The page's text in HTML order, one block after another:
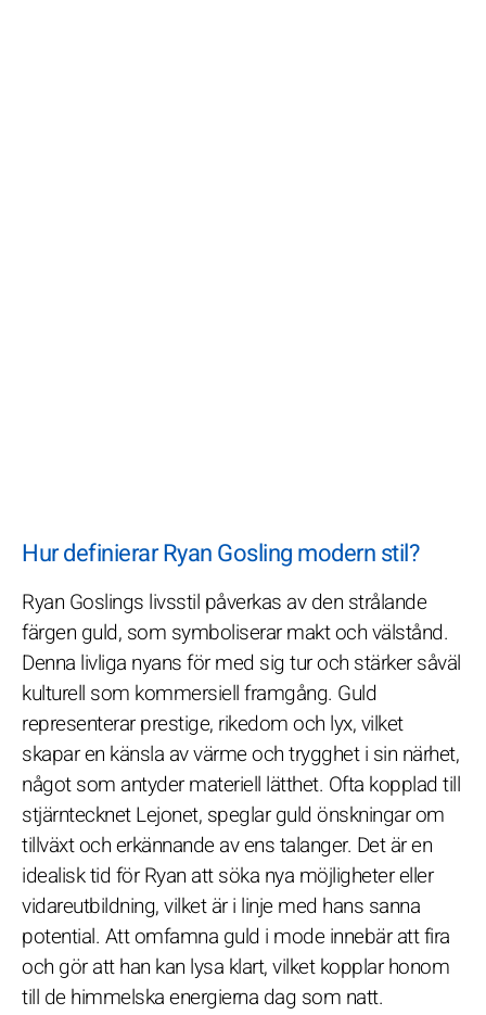
Hur definierar Ryan Gosling modern stil?
Ryan Goslings livsstil påverkas av den strålande
färgen guld, som symboliserar makt och välstånd.
Denna livliga nyans för med sig tur och stärker såväl
kulturell som kommersiell framgång. Guld
representerar prestige, rikedom och lyx, vilket
skapar en känsla av värme och trygghet i sin närhet,
något som antyder materiell lätthet. Ofta kopplad till
stjärntecknet Lejonet, speglar guld önskningar om
tillväxt och erkännande av ens talanger. Det är en
idealisk tid för Ryan att söka nya möjligheter eller
vidareutbildning, vilket är i linje med hans sanna
potential. Att omfamna guld i mode innebär att fira
och gör att han kan lysa klart, vilket kopplar honom
till de himmelska energierna dag som natt.